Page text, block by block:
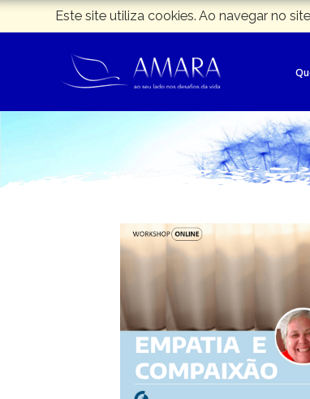
Este site utiliza cookies. Ao navegar no